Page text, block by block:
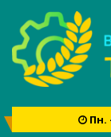
Пн. -